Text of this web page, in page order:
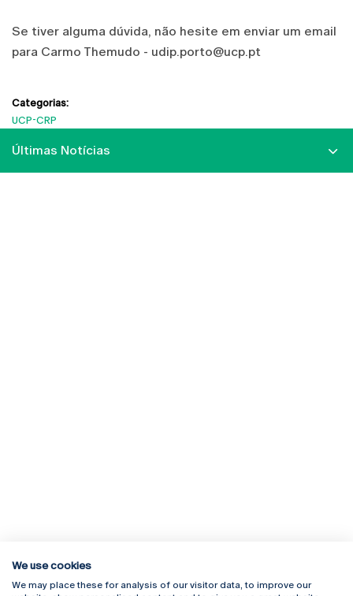
Se tiver alguma dúvida, não hesite em enviar um email
para Carmo Themudo - udip.porto@ucp.pt
Categorias:
UCP-CRP
Últimas Notícias
Rua Diogo Botelho 1327
Campus Online
We use cookies
We may place these for analysis of our visitor data, to improve our